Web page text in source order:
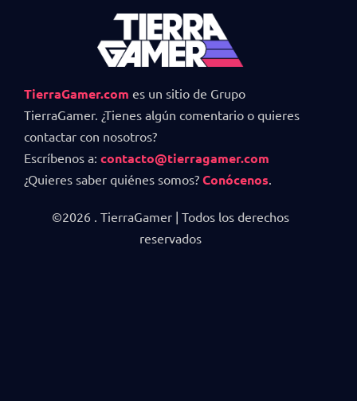
TierraGamer.com es un sitio de Grupo
TierraGamer. ¿Tienes algún comentario o quieres
contactar con nosotros?
Escríbenos a: contacto@tierragamer.com
¿Quieres saber quiénes somos? Conócenos
©2026 . TierraGamer | Todos los derechos
reservados